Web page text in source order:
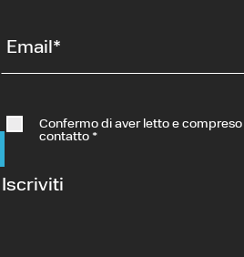
Email*
Confermo di aver letto e compreso
contatto *
Iscriviti